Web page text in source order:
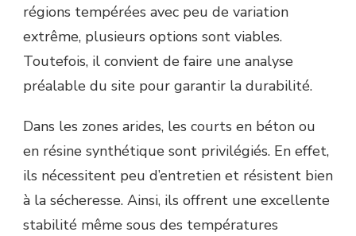
régions tempérées avec peu de variation
extrême, plusieurs options sont viables.
Toutefois, il convient de faire une analyse
préalable du site pour garantir la durabilité.
Dans les zones arides, les courts en béton ou
en résine synthétique sont privilégiés. En effet,
ils nécessitent peu d’entretien et résistent bien
à la sécheresse. Ainsi, ils offrent une excellente
stabilité même sous des températures